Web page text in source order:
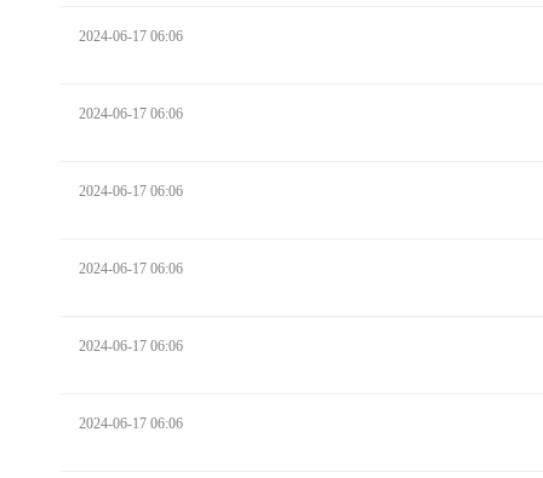
2024-06-17 06:06
2024-06-17 06:06
2024-06-17 06:06
2024-06-17 06:06
2024-06-17 06:06
2024-06-17 06:06